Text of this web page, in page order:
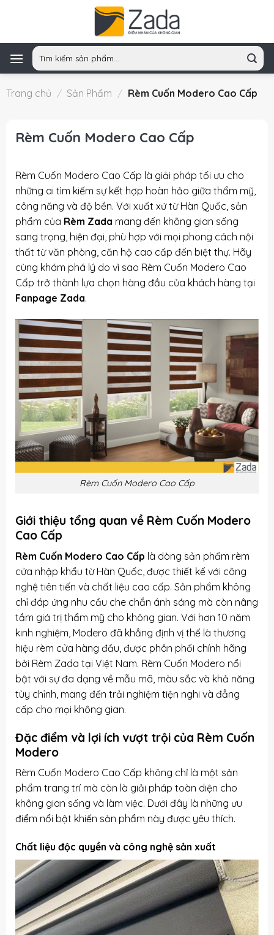
Tìm
kiếm:
Trang chủ / Sản Phẩm / Rèm Cuốn Modero Cao Cấp
Rèm Cuốn Modero Cao Cấp
Rèm Cuốn Modero Cao Cấp là giải pháp tối ưu cho
những ai tìm kiếm sự kết hợp hoàn hảo giữa thẩm mỹ,
công năng và độ bền. Với xuất xứ từ Hàn Quốc, sản
phẩm của Rèm Zada mang đến không gian sống
sang trọng, hiện đại, phù hợp với mọi phong cách nội
thất từ văn phòng, căn hộ cao cấp đến biệt thự. Hãy
cùng khám phá lý do vì sao Rèm Cuốn Modero Cao
Cấp trở thành lựa chọn hàng đầu của khách hàng tại
Fanpage Zada.
Rèm Cuốn Modero Cao Cấp
Giới thiệu tổng quan về Rèm Cuốn Modero
Cao Cấp
Rèm Cuốn Modero Cao Cấp là dòng sản phẩm rèm
cửa nhập khẩu từ Hàn Quốc, được thiết kế với công
nghệ tiên tiến và chất liệu cao cấp. Sản phẩm không
chỉ đáp ứng nhu cầu che chắn ánh sáng mà còn nâng
tầm giá trị thẩm mỹ cho không gian. Với hơn 10 năm
kinh nghiệm, Modero đã khẳng định vị thế là thương
hiệu rèm cửa hàng đầu, được phân phối chính hãng
bởi Rèm Zada tại Việt Nam. Rèm Cuốn Modero nổi
bật với sự đa dạng về mẫu mã, màu sắc và khả năng
tùy chỉnh, mang đến trải nghiệm tiện nghi và đẳng
cấp cho mọi không gian.
Đặc điểm và lợi ích vượt trội của Rèm Cuốn
Modero
Rèm Cuốn Modero Cao Cấp không chỉ là một sản
phẩm trang trí mà còn là giải pháp toàn diện cho
không gian sống và làm việc. Dưới đây là những ưu
điểm nổi bật khiến sản phẩm này được yêu thích.
Chất liệu độc quyền và công nghệ sản xuất